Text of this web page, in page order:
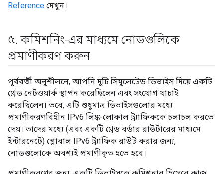
Reference দেখুন।
৫. কমিশনিং-এর মাধ্যমে নোডগুলিকে
প্রমাণীকরণ করুন
পূর্ববর্তী অনুশীলনে, আপনি দুটি সিমুলেটেড ডিভাইস দিয়ে একটি
থ্রেড নেটওয়ার্ক স্থাপন করেছিলেন এবং সংযোগ যাচাই
করেছিলেন। তবে, এটি শুধুমাত্র ডিভাইসগুলোর মধ্যে
প্রমাণীকরণবিহীন IPv6 লিঙ্ক-লোকাল ট্র্যাফিককে চলাচল করতে
দেয়। তাদের মধ্যে (এবং একটি থ্রেড বর্ডার রাউটারের মাধ্যমে
ইন্টারনেটে) গ্লোবাল IPv6 ট্র্যাফিক রাউট করার জন্য,
নোডগুলোকে অবশ্যই প্রমাণীকৃত হতে হবে।